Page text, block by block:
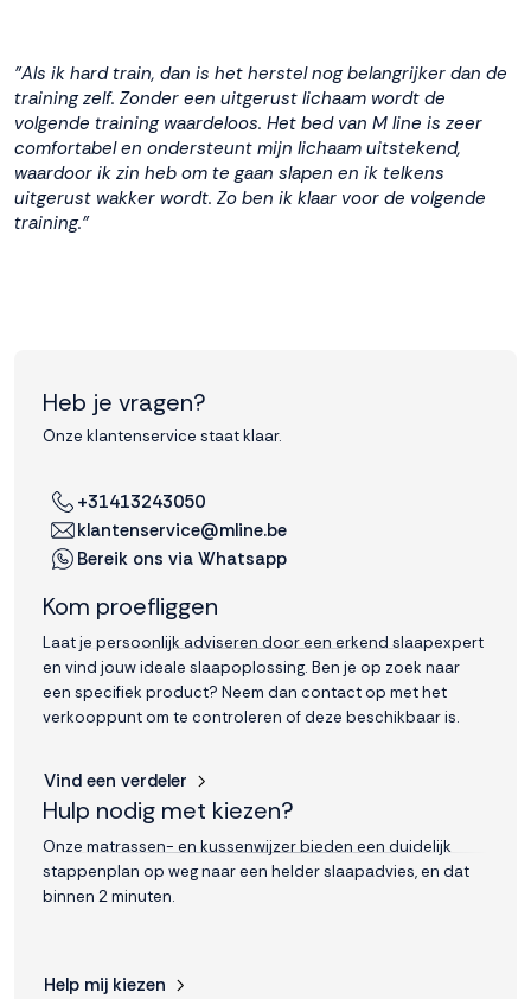
"Als ik hard train, dan is het herstel nog belangrijker dan de
training zelf. Zonder een uitgerust lichaam wordt de
volgende training waardeloos. Het bed van M line is zeer
comfortabel en ondersteunt mijn lichaam uitstekend,
waardoor ik zin heb om te gaan slapen en ik telkens
uitgerust wakker wordt. Zo ben ik klaar voor de volgende
training."
Heb je vragen?
Onze klantenservice staat klaar.
+31413243050
klantenservice@mline.be
Bereik ons via Whatsapp
Kom proefliggen
Laat je persoonlijk adviseren door een erkend slaapexpert
en vind jouw ideale slaapoplossing. Ben je op zoek naar
een specifiek product? Neem dan contact op met het
verkooppunt om te controleren of deze beschikbaar is.
Vind een verdeler
Hulp nodig met kiezen?
Onze matrassen- en kussenwijzer bieden een duidelijk
stappenplan op weg naar een helder slaapadvies, en dat
binnen 2 minuten.
Help mij kiezen